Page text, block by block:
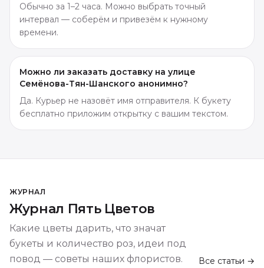
Обычно за 1–2 часа. Можно выбрать точный
интервал — соберём и привезём к нужному
времени.
Можно ли заказать доставку на улице
Семёнова-Тян-Шанского анонимно?
Да. Курьер не назовёт имя отправителя. К букету
бесплатно приложим открытку с вашим текстом.
ЖУРНАЛ
Журнал Пять Цветов
Какие цветы дарить, что значат
букеты и количество роз, идеи под
повод — советы наших флористов.
Все статьи →